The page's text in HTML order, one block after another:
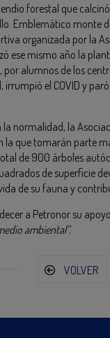
forestal que
Emblemático monte
organizada por la
ese mismo año la
alumnos de los
el COVID y
normalidad, la
la que tomarán parte
de 900 árboles
de superficie
de su fauna y
a Petronor su
ambiental”.
VOLVER